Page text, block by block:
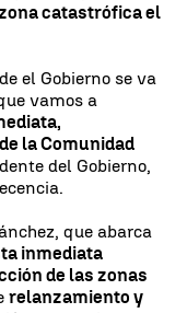
catastrófica el
el Gobierno se va
vamos a
la Comunidad
del Gobierno,
que abarca
inmediata
de las zonas
relanzamiento y